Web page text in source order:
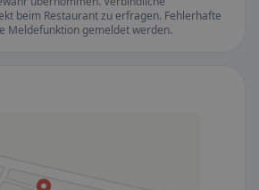
beim Restaurant zu erfragen. Fehlerhafte
Meldefunktion gemeldet werden.